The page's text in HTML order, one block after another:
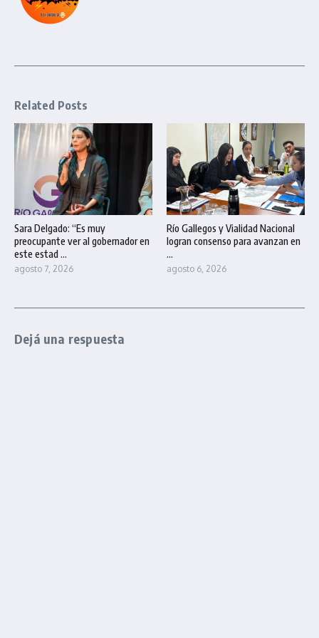
Related Posts
Sara Delgado: “Es muy
preocupante ver al gobernador en
este estad ...
agosto 7, 2026
Río Gallegos y Vialidad Nacional
logran consenso para avanzan en
...
agosto 6, 2026
Dejá una respuesta